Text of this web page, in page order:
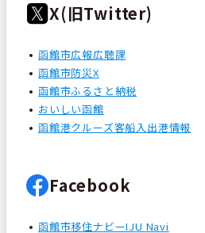
X(旧Twitter)
函館市広報広聴課
函館市防災X
函館市ふるさと納税
おいしい函館
函館港クルーズ客船入出港情報
Facebook
函館市移住ナビーIJU Navi